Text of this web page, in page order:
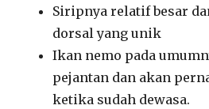
Siripnya relatif besar
dorsal yang unik
Ikan nemo pada
pejantan dan akan
ketika sudah dewasa.